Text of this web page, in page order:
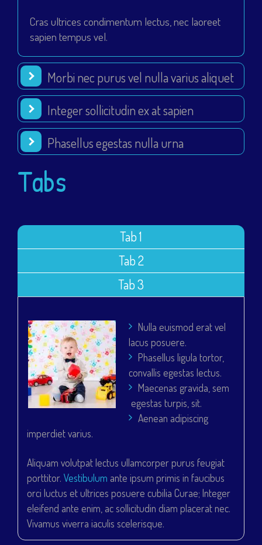
Cras ultrices condimentum lectus, nec laoreet
sapien tempus vel.
Morbi nec purus vel nulla varius aliquet
Integer sollicitudin ex at sapien
Phasellus egestas nulla urna
Tabs
Tab 1
Tab 2
Tab 3
Nulla euismod erat vel
lacus posuere.
Phasellus ligula tortor,
convallis egestas lectus.
Maecenas gravida, sem
egestas turpis, sit.
Aenean adipiscing
imperdiet varius.
Aliquam volutpat lectus ullamcorper purus feugiat
porttitor. Vestibulum ante ipsum primis in faucibus
orci luctus et ultrices posuere cubilia Curae; Integer
eleifend ante enim, ac sollicitudin diam placerat nec.
Vivamus viverra iaculis scelerisque.